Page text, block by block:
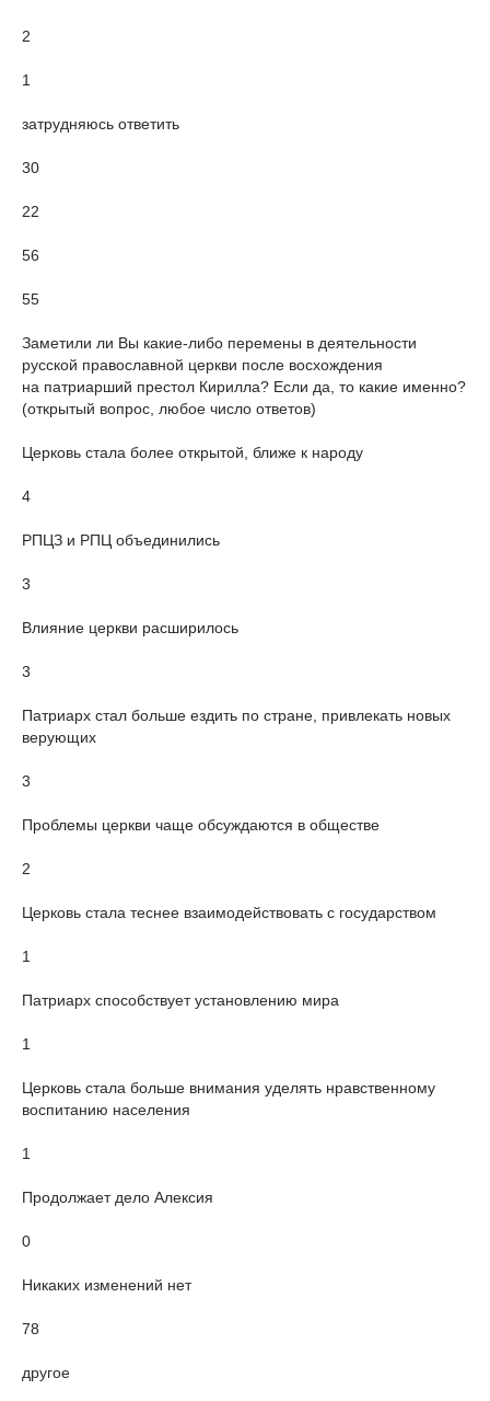
2
1
затрудняюсь ответить
30
22
56
55
Заметили ли Вы какие-либо перемены в деятельности
русской православной церкви после восхождения
на патриарший престол Кирилла? Если да, то какие именно?
(открытый вопрос, любое число ответов)
Церковь стала более открытой, ближе к народу
4
РПЦЗ и РПЦ объединились
3
Влияние церкви расширилось
3
Патриарх стал больше ездить по стране, привлекать новых
верующих
3
Проблемы церкви чаще обсуждаются в обществе
2
Церковь стала теснее взаимодействовать с государством
1
Патриарх способствует установлению мира
1
Церковь стала больше внимания уделять нравственному
воспитанию населения
1
Продолжает дело Алексия
0
Никаких изменений нет
78
другое